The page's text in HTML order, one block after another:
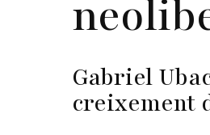
Gabriel
creixement